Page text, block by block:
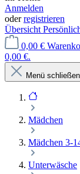
Anmelden
oderregistrieren
Übersicht
0,00 €
0,00 €.
Menü schließen
Mädchen
Mädchen 3-
Unterwäsche